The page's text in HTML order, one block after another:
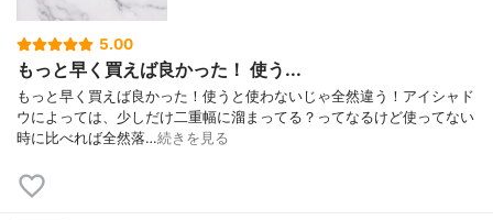
5.00
もっと早く買えば良かった！ 使う...
もっと早く買えば良かった！使うと使わないじゃ全然違う！アイシャド
ウによっては、少しだけ二重幅に溜まってる？ってなるけど使ってない
時に比べれば全然落…続きを見る